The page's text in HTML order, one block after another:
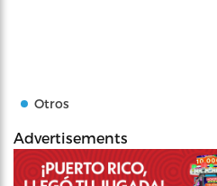
Otros
Advertisements